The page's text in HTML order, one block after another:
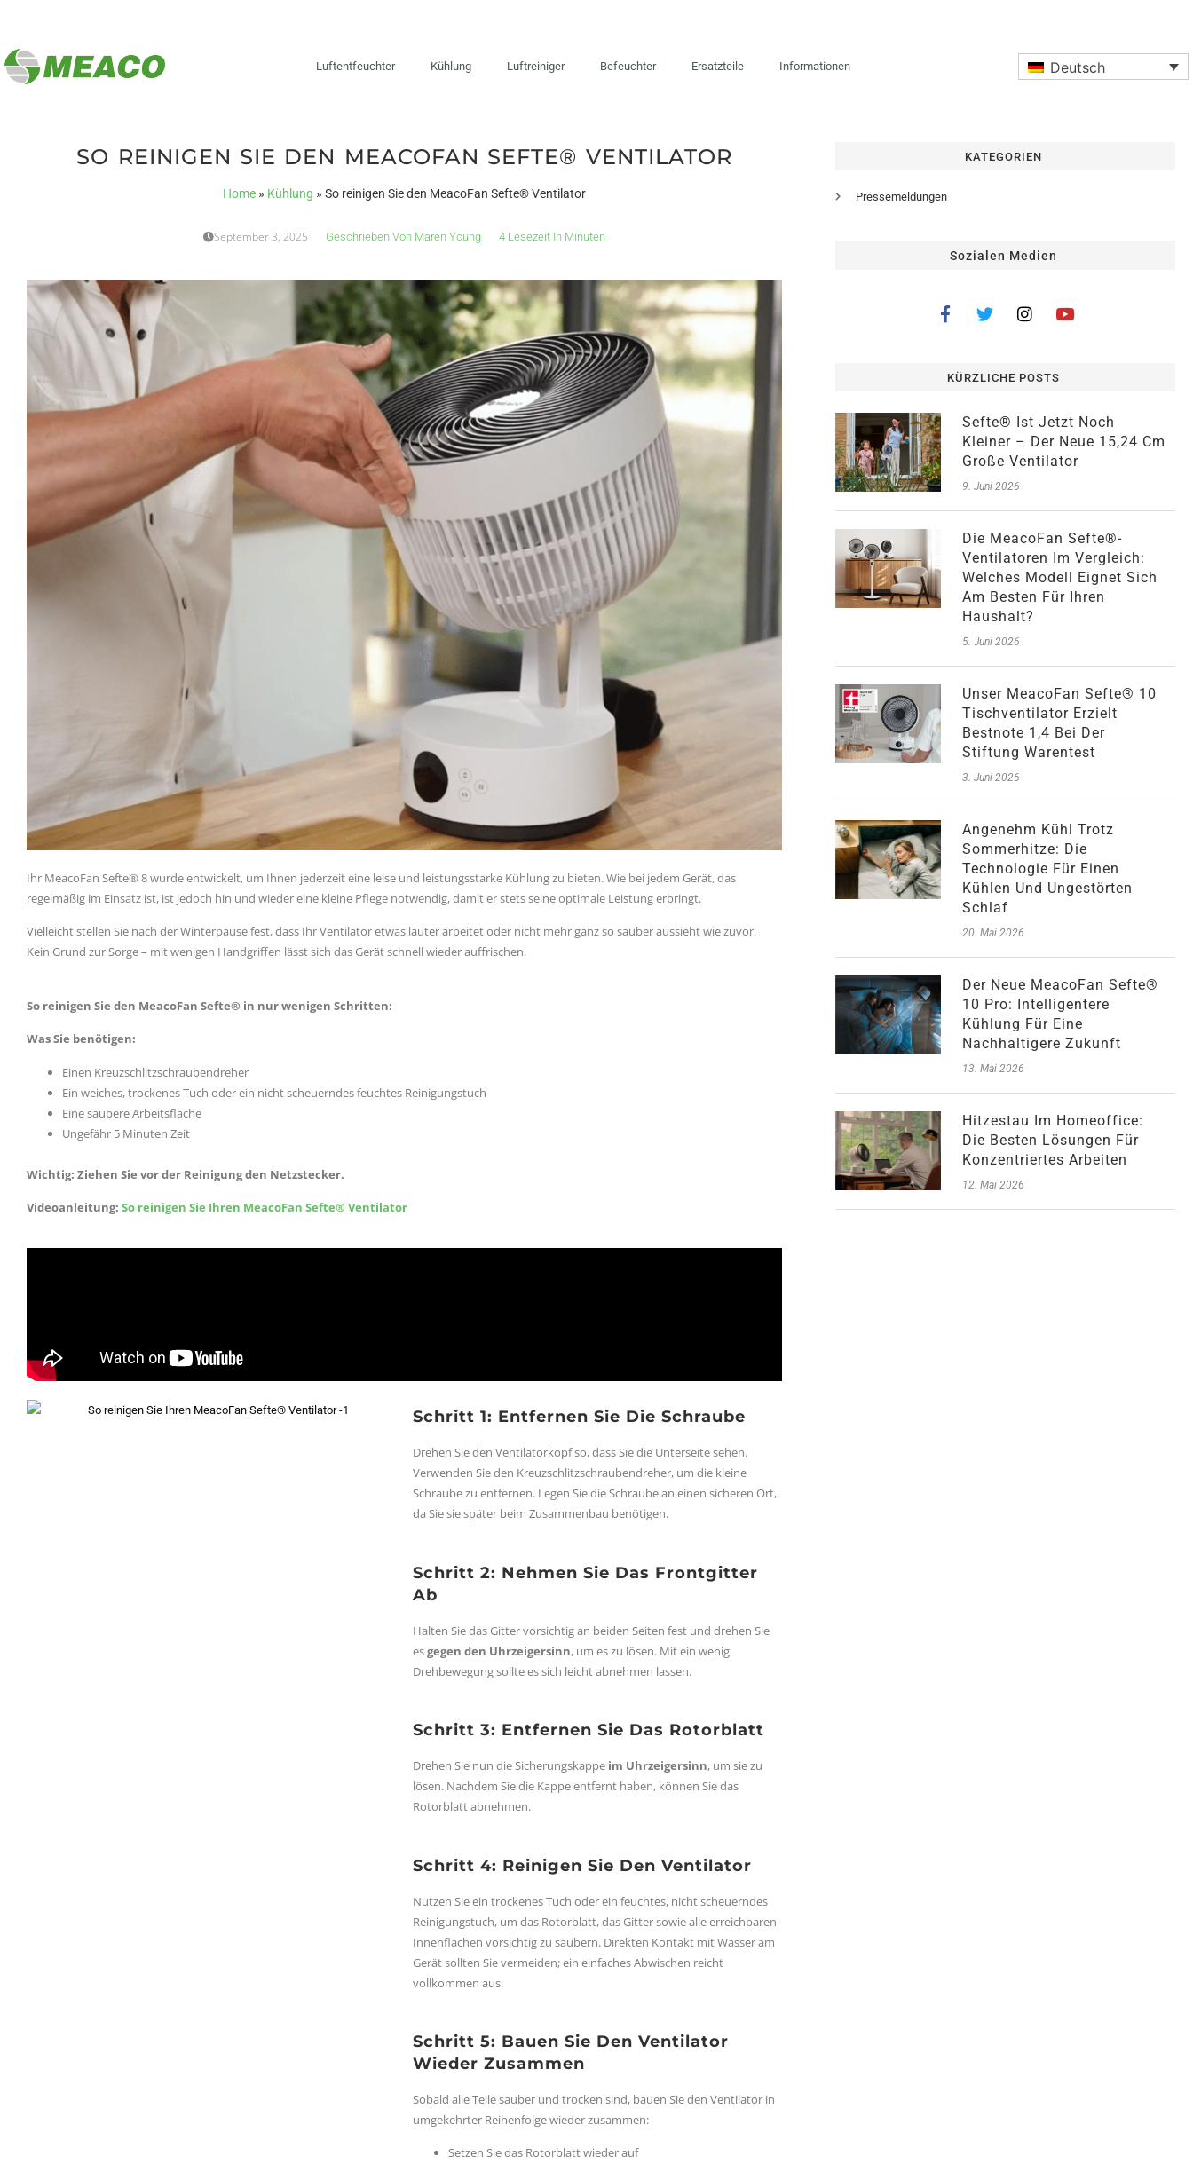
Luftentfeuchter Kühlung Luftreiniger Befeuchter Ersatzteile Informationen Deutsch
SO REINIGEN SIE DEN MEACOFAN SEFTE® VENTILATOR
Home» Kühlung » So reinigen Sie den MeacoFan Sefte® Ventilator
September 3, 2025 Geschrieben VonMaren Young 4 Lesezeit In Minuten
Ihr MeacoFan Sefte® 8 wurde entwickelt, um Ihnen jederzeit eine leise und leistungsstarke Kühlung zu bieten. Wie bei jedem Gerät, das
regelmäßig im Einsatz ist, ist jedoch hin und wieder eine kleine Pflege notwendig, damit er stets seine optimale Leistung erbringt.
Vielleicht stellen Sie nach der Winterpause fest, dass Ihr Ventilator etwas lauter arbeitet oder nicht mehr ganz so sauber aussieht wie zuvor.
Kein Grund zur Sorge – mit wenigen Handgriffen lässt sich das Gerät schnell wieder auffrischen.
So reinigen Sie den MeacoFan Sefte® in nur wenigen Schritten:
Was Sie benötigen:
Einen Kreuzschlitzschraubendreher
Ein weiches, trockenes Tuch oder ein nicht scheuerndes feuchtes Reinigungstuch
Eine saubere Arbeitsfläche
Ungefähr 5 Minuten Zeit
Wichtig: Ziehen Sie vor der Reinigung den Netzstecker.
Videoanleitung: So reinigen Sie Ihren MeacoFan Sefte® Ventilator
Schritt 1: Entfernen Sie Die Schraube
Drehen Sie den Ventilatorkopf so, dass Sie die Unterseite sehen.
Verwenden Sie den Kreuzschlitzschraubendreher, um die kleine
Schraube zu entfernen. Legen Sie die Schraube an einen sicheren Ort,
da Sie sie später beim Zusammenbau benötigen.
Schritt 2: Nehmen Sie Das Frontgitter
Ab
Halten Sie das Gitter vorsichtig an beiden Seiten fest und drehen Sie
esgegen den Uhrzeigersinn, um es zu lösen. Mit ein wenig
Drehbewegung sollte es sich leicht abnehmen lassen.
Schritt 3: Entfernen Sie Das Rotorblatt
Drehen Sie nun die Sicherungskappe im Uhrzeigersinn, um sie zu
lösen. Nachdem Sie die Kappe entfernt haben, können Sie das
Rotorblatt abnehmen.
Schritt 4: Reinigen Sie Den Ventilator
Nutzen Sie ein trockenes Tuch oder ein feuchtes, nicht scheuerndes
Reinigungstuch, um das Rotorblatt, das Gitter sowie alle erreichbaren
Innenflächen vorsichtig zu säubern. Direkten Kontakt mit Wasser am
Gerät sollten Sie vermeiden; ein einfaches Abwischen reicht
vollkommen aus.
Schritt 5: Bauen Sie Den Ventilator
Wieder Zusammen
Sobald alle Teile sauber und trocken sind, bauen Sie den Ventilator in
umgekehrter Reihenfolge wieder zusammen:
Setzen Sie das Rotorblatt wieder auf
KATEGORIEN
Pressemeldungen
Sozialen Medien
KÜRZLICHE POSTS
Sefte® Ist Jetzt Noch
Kleiner – Der Neue 15,24 Cm
Große Ventilator
9. Juni 2026
Die MeacoFan Sefte®-
Ventilatoren Im Vergleich:
Welches Modell Eignet Sich
Am Besten Für Ihren
Haushalt?
5. Juni 2026
Unser MeacoFan Sefte® 10
Tischventilator Erzielt
Bestnote 1,4 Bei Der
Stiftung Warentest
3. Juni 2026
Angenehm Kühl Trotz
Sommerhitze: Die
Technologie Für Einen
Kühlen Und Ungestörten
Schlaf
20. Mai 2026
Der Neue MeacoFan Sefte®
10 Pro: Intelligentere
Kühlung Für Eine
Nachhaltigere Zukunft
13. Mai 2026
Hitzestau Im Homeoffice:
Die Besten Lösungen Für
Konzentriertes Arbeiten
12. Mai 2026